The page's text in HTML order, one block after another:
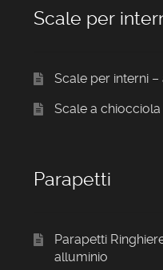
Scale per
Scale per interni
Scale a chiocciola
Parapetti
Parapetti
alluminio